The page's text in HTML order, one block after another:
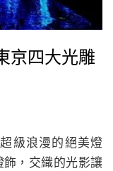
京四大光雕
級浪漫的絕美燈
，交織的光影讓